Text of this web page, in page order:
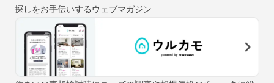
探しをお手伝いするウェブマガジン